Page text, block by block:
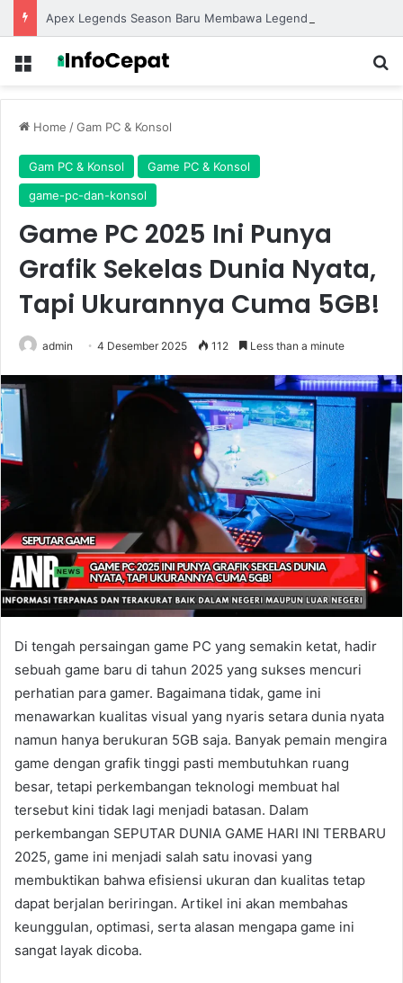
Menu
Home /Gam PC & Konsol
Gam PC & Konsol
Game PC & Konsol
game-pc-dan-konsol
Game PC 2025 Ini Punya
Grafik Sekelas Dunia Nyata,
Tapi Ukurannya Cuma 5GB!
admin 4 Desember 2025 112 Less than a minute
Di tengah persaingan game PC yang semakin ketat, hadir
sebuah game baru di tahun 2025 yang sukses mencuri
perhatian para gamer. Bagaimana tidak, game ini
menawarkan kualitas visual yang nyaris setara dunia nyata
namun hanya berukuran 5GB saja. Banyak pemain mengira
game dengan grafik tinggi pasti membutuhkan ruang
besar, tetapi perkembangan teknologi membuat hal
tersebut kini tidak lagi menjadi batasan. Dalam
perkembangan SEPUTAR DUNIA GAME HARI INI TERBARU
2025, game ini menjadi salah satu inovasi yang
membuktikan bahwa efisiensi ukuran dan kualitas tetap
dapat berjalan beriringan. Artikel ini akan membahas
keunggulan, optimasi, serta alasan mengapa game ini
sangat layak dicoba.